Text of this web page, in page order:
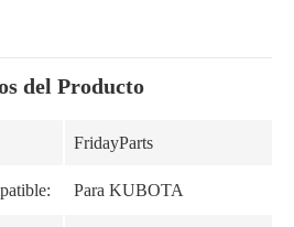
del Producto
FridayParts
Para KUBOTA